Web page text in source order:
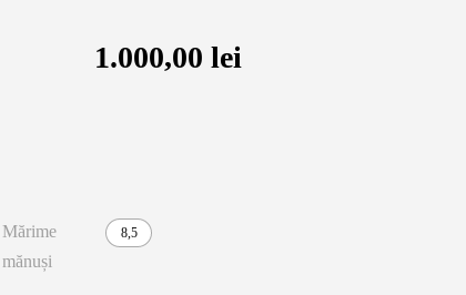
1.000,00 lei
Mărime
mănuși
8,5